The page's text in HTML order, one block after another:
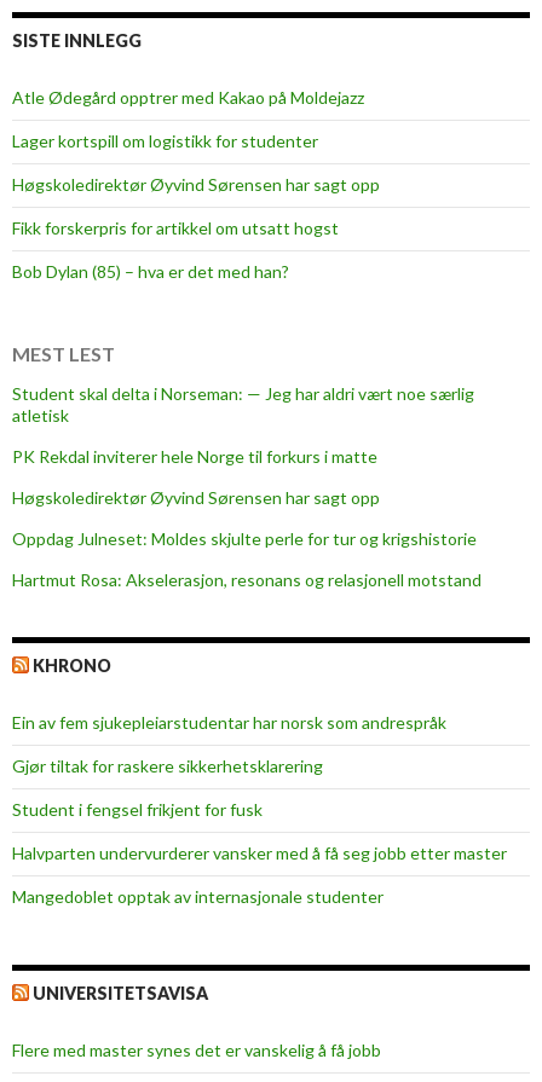
o
t
SISTE INNLEGG
Atle Ødegård opptrer med Kakao på Moldejazz
Lager kortspill om logistikk for studenter
Høgskoledirektør Øyvind Sørensen har sagt opp
Fikk forskerpris for artikkel om utsatt hogst
Bob Dylan (85) – hva er det med han?
MEST LEST
Student skal delta i Norseman: — Jeg har aldri vært noe særlig
atletisk
PK Rekdal inviterer hele Norge til forkurs i matte
Høgskoledirektør Øyvind Sørensen har sagt opp
Oppdag Julneset: Moldes skjulte perle for tur og krigshistorie
Hartmut Rosa: Akselerasjon, resonans og relasjonell motstand
KHRONO
Ein av fem sjukepleiar­studentar har norsk som andrespråk
Gjør tiltak for raskere sikkerhets­klarering
Student i fengsel frikjent for fusk
Halvparten undervurderer vansker med å få seg jobb etter master
Mangedoblet opptak av internasjonale studenter
UNIVERSITETSAVISA
Flere med master synes det er vanskelig å få jobb